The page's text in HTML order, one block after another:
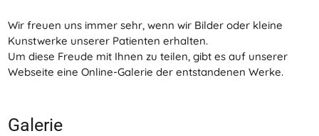
Wir freuen uns immer sehr, wenn wir Bilder oder kleine
Kunstwerke unserer Patienten erhalten.
Um diese Freude mit Ihnen zu teilen, gibt es auf unserer
Webseite eine Online-Galerie der entstandenen Werke.
Galerie